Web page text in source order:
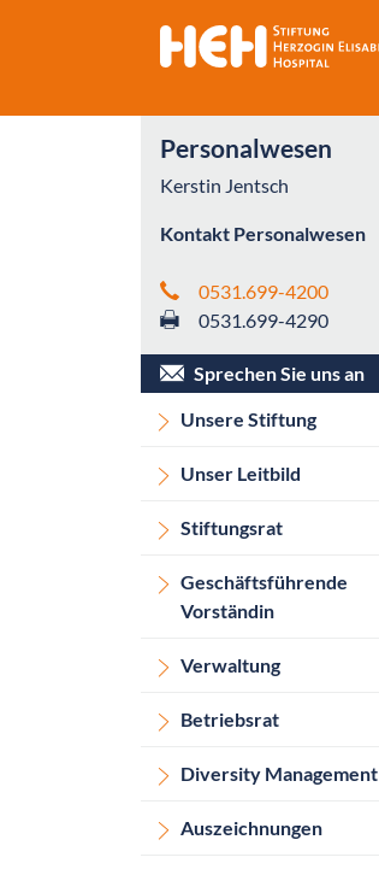
Personalwesen
Kerstin Jentsch
Kontakt Personalwesen
0531.699-4200
0531.699-4290
Sprechen Sie uns an
Unsere Stiftung
Unser Leitbild
Stiftungsrat
Geschäftsführende
Vorständin
Verwaltung
Betriebsrat
Diversity Management
Auszeichnungen